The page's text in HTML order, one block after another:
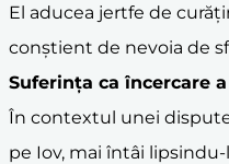
El aducea jertfe de
conștient de nevoia de
Suferința ca încercare
În contextul unei
pe Iov, mai întâi